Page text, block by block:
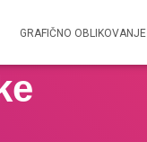
GRAFIČNO OBLIKOVANJE